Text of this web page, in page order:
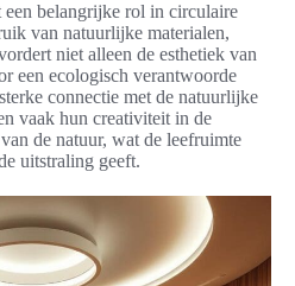
een belangrijke rol in circulaire
van natuurlijke materialen,
niet alleen de esthetiek van
een ecologisch verantwoorde
connectie met de natuurlijke
vaak hun creativiteit in de
de natuur, wat de leefruimte
uitstraling geeft.